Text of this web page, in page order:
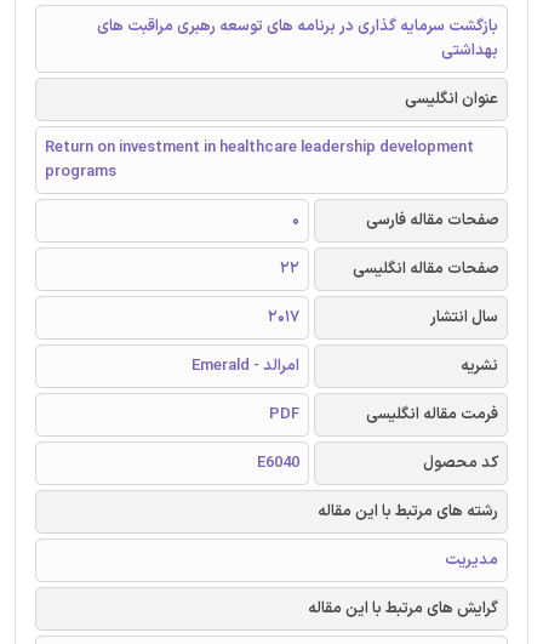
بازگشت سرمایه گذاری در برنامه های توسعه رهبری مراقبت های
بهداشتی
عنوان انگلیسی
Return on investment in healthcare leadership development
programs
صفحات مقاله فارسی
0
صفحات مقاله انگلیسی
22
سال انتشار
2017
نشریه
امرالد - Emerald
فرمت مقاله انگلیسی
PDF
کد محصول
E6040
رشته های مرتبط با این مقاله
مدیریت
گرایش های مرتبط با این مقاله